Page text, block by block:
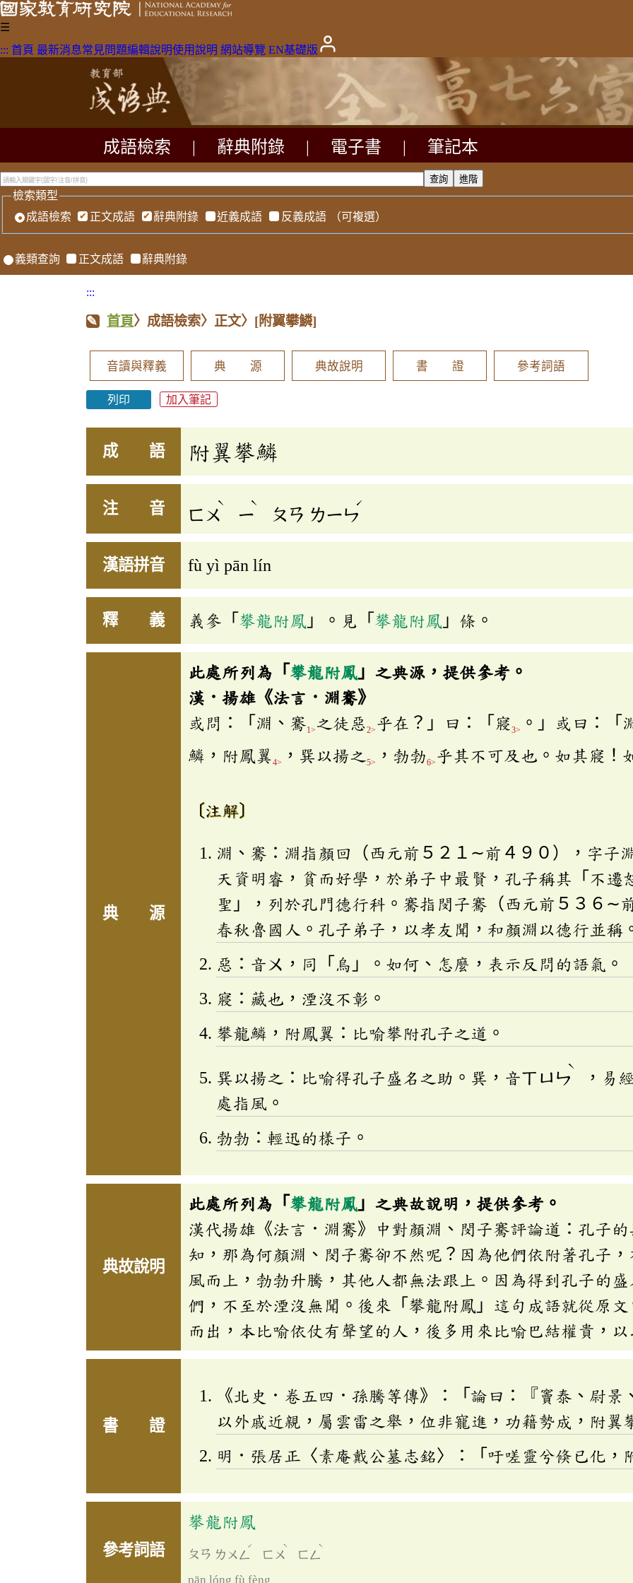
☰
::: 首頁 最新消息常見問題編輯說明使用說明 網站導覽 EN基礎版
成語檢索 辭典附錄 電子書 筆記本
檢索類型
成語檢索
正文成語 辭典附錄 近義成語 反義成語 （可複選）
義類查詢 正文成語 辭典附錄
:::
首頁〉成語檢索〉正文〉 [附翼攀鱗]
音讀與釋義 典 源 典故說明 書 證 參考詞語
列印 加入筆記
成 語 附翼攀鱗
注 音 ㄈㄨ
ˋ
ㄧ
ˋ
ㄆㄢ ㄌㄧㄣ
ˊ
漢語拼音 fù yì pān lín
釋 義 義參「 攀龍附鳳 」。見「 攀龍附鳳 」條。
典 源
此處所列為「 攀龍附鳳 」之典源，提供參考。
漢．揚雄《法言．淵騫》
或問：「淵、騫1> 之徒惡 2> 乎在？」曰：「寢 3>
。」或曰：「
鱗，附鳳翼4> ，巽以揚之5> ，勃勃6> 乎其不可及也。如其寢！
〔注解〕
淵、騫：淵指顏回（西元前５２１∼前４９０），字子
天資明睿，貧而好學，於弟子中最賢，孔子稱其「不遷
聖」，列於孔門德行科。騫指閔子騫（西元前５３６∼
春秋魯國人。孔子弟子，以孝友聞，和顏淵以德行並稱
惡：音 ㄨ ，同「烏」。如何、怎麼，表示反問的語氣。
寢：藏也，湮沒不彰。
攀龍鱗，附鳳翼：比喻攀附孔子之道。
巽以揚之：比喻得孔子盛名之助。巽，音ㄒㄩㄣ
ˋ
，易
處指風。
勃勃：輕迅的樣子。
典故說明
此處所列為「 攀龍附鳳 」之典故說明，提供參考。
漢代揚雄《法言．淵騫》中對顏淵、閔子騫評論道：孔子
知，那為何顏淵、閔子騫卻不然呢？因為他們依附著孔子
風而上，勃勃升騰，其他人都無法跟上。因為得到孔子的
們，不至於湮沒無聞。後來「攀龍附鳳」這句成語就從原
而出，本比喻依仗有聲望的人，後多用來比喻巴結權貴，以
書 證
《北史．卷五四．孫騰等傳》：「論曰：『竇泰、尉
以外戚近親，屬雲雷之舉，位非寵進，功籍勢成，附翼
明．張居正〈素庵戴公墓志銘〉：「吁嗟靈兮倏已化，
參考詞語
攀龍附鳳
ㄆㄢ ㄌㄨㄥ
ˊ
ㄈㄨ
ˋ
ㄈㄥ
ˋ
pān lóng fù fèng